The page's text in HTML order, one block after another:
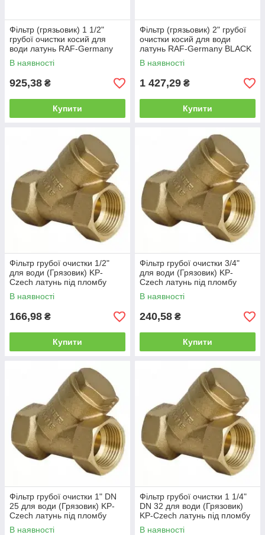
Фільтр (грязьовик) 1 1/2"
грубої очистки косий для
води латунь RAF-Germany
BLACK PN 20 DN 40
Німеччина
В наявності
925,38 ₴
Купити
Фільтр (грязьовик) 2" грубої
очистки косий для води
латунь RAF-Germany BLACK
PN 20 DN 50 Німеччина
В наявності
1 427,29 ₴
Купити
Фільтр грубої очистки 1/2"
для води (Грязовик) KP-
Czech латунь під пломбу
Чехія
В наявності
166,98 ₴
Купити
Фільтр грубої очистки 3/4"
для води (Грязовик) KP-
Czech латунь під пломбу
Чехія
В наявності
240,58 ₴
Купити
Фільтр грубої очистки 1" DN
25 для води (Грязовик) KP-
Czech латунь під пломбу
Чехія
В наявності
Фільтр грубої очистки 1 1/4"
DN 32 для води (Грязовик)
KP-Czech латунь під пломбу
Чехія
В наявності